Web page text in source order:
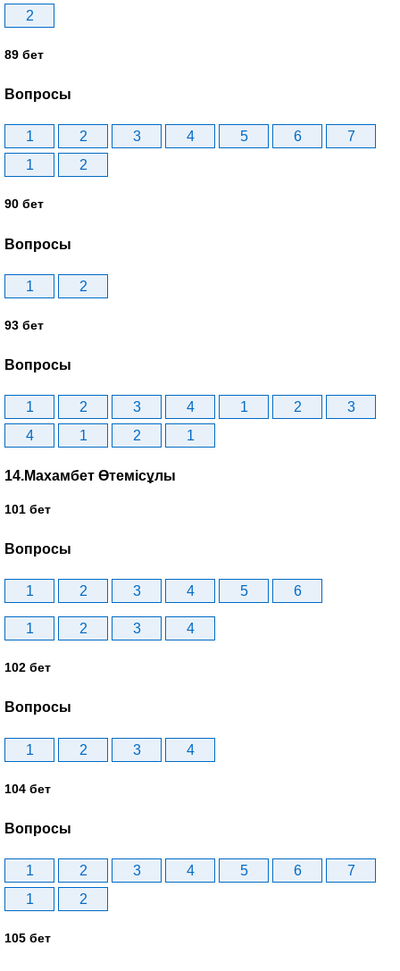
2
89 бет
Вопросы
1 2 3 4 5 6
7
1
2
90 бет
Вопросы
1 2
93 бет
Вопросы
1 2 3 4 1 2
3
4
1 2 1
14.Махамбет Өтемісұлы
101 бет
Вопросы
1 2 3 4 5 6
1 2 3 4
102 бет
Вопросы
1 2 3 4
104 бет
Вопросы
1 2 3 4 5 6
7
1
2
105 бет